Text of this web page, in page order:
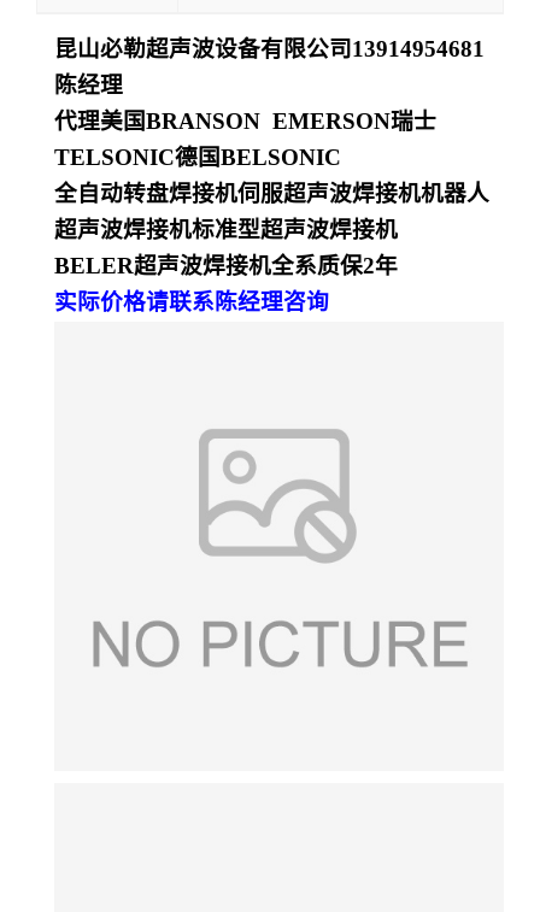
昆山必勒超声波设备有限公司13914954681
陈经理
代理美国BRANSON EMERSON瑞士
TELSONIC德国BELSONIC
全自动转盘焊接机伺服超声波焊接机机器人
超声波焊接机标准型超声波焊接机
BELER超声波焊接机全系质保2年
实际价格请联系陈经理咨询